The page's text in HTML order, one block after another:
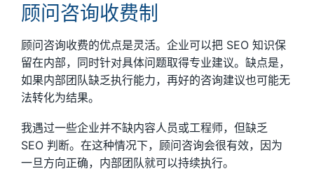
顾问咨询收费制
顾问咨询收费的优点是灵活。企业可以把 SEO 知识保
留在内部，同时针对具体问题取得专业建议。缺点是，
如果内部团队缺乏执行能力，再好的咨询建议也可能无
法转化为结果。
我遇过一些企业并不缺内容人员或工程师，但缺乏
SEO 判断。在这种情况下，顾问咨询会很有效，因为
一旦方向正确，内部团队就可以持续执行。